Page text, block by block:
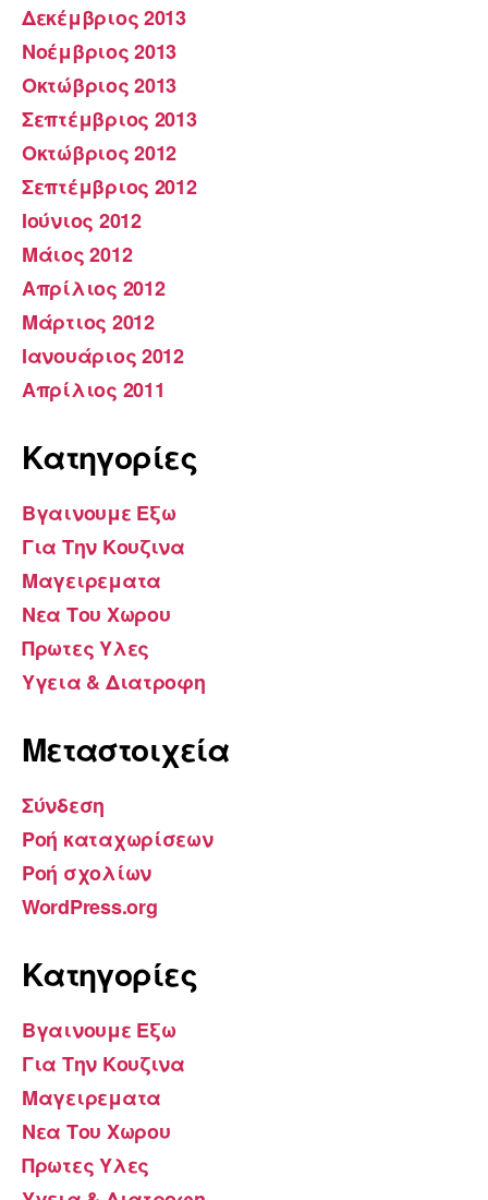
Δεκέμβριος 2013
Νοέμβριος 2013
Οκτώβριος 2013
Σεπτέμβριος 2013
Οκτώβριος 2012
Σεπτέμβριος 2012
Ιούνιος 2012
Μάιος 2012
Απρίλιος 2012
Μάρτιος 2012
Ιανουάριος 2012
Απρίλιος 2011
Kατηγορίες
Βγαινουμε Εξω
Για Την Κουζινα
Μαγειρεματα
Νεα Του Χωρου
Πρωτες Υλες
Υγεια & Διατροφη
Μεταστοιχεία
Σύνδεση
Ροή καταχωρίσεων
Ροή σχολίων
WordPress.org
Kατηγορίες
Βγαινουμε Εξω
Για Την Κουζινα
Μαγειρεματα
Νεα Του Χωρου
Πρωτες Υλες